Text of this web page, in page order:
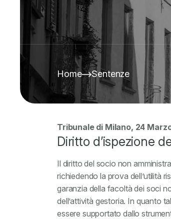
Home Sentenze
Tribunale di Milano, 24
Diritto d’ispezione
Il diritto del socio non
richiedendo la prova dell’utilità
garanzia della facoltà dei soci
dell’attività gestoria. In quanto
essere supportato dallo